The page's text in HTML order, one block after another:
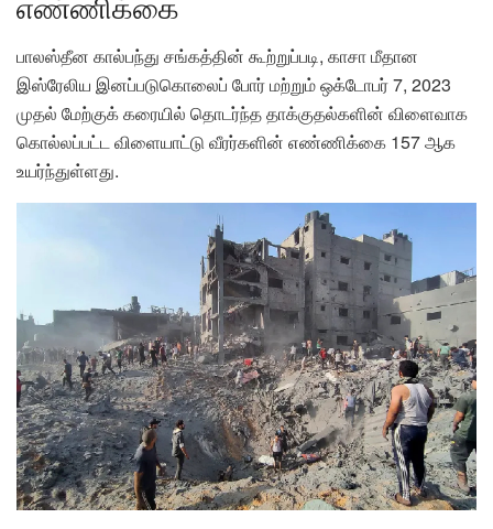
பாலஸ்தீன கால்பந்து சங்கத்தின் கூற்றுப்படி, காசா மீதான
இஸ்ரேலிய இனப்படுகொலைப் போர் மற்றும் ஒக்டோபர் 7, 2023
முதல் மேற்குக் கரையில் தொடர்ந்த தாக்குதல்களின் விளைவாக
கொல்லப்பட்ட விளையாட்டு வீரர்களின் எண்ணிக்கை 157 ஆக
உயர்ந்துள்ளது.